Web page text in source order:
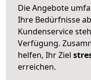
Die Angebote
Ihre Bedürfnisse
Kundenservice
Verfügung.
helfen, Ihr Ziel
erreichen.